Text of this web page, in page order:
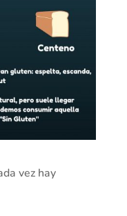
vez hay